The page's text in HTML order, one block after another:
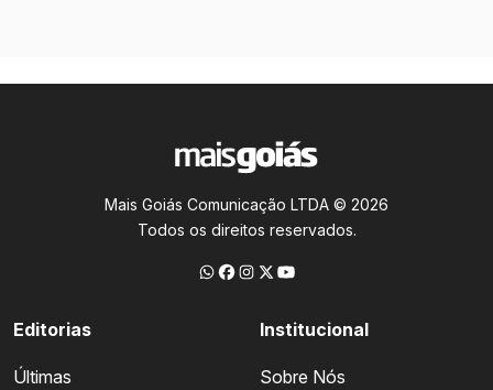
Mais Goiás Comunicação LTDA © 2026
Todos os direitos reservados.
Editorias
Últimas
Institucional
Sobre Nós